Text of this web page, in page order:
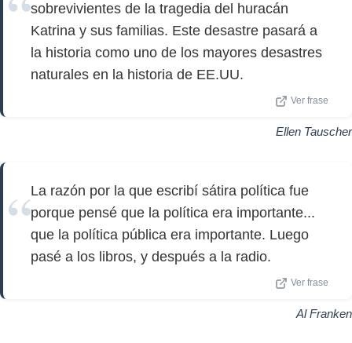
sobrevivientes de la tragedia del huracán
Katrina y sus familias. Este desastre pasará a
la historia como uno de los mayores desastres
naturales en la historia de EE.UU.
Ver frase
Ellen Tauscher
La razón por la que escribí sátira política fue
porque pensé que la política era importante...
que la política pública era importante. Luego
pasé a los libros, y después a la radio.
Ver frase
Al Franken